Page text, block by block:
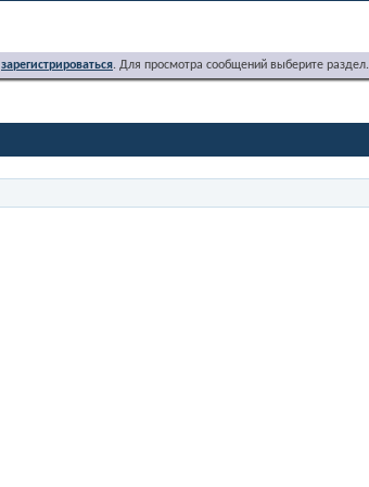
зарегистрироваться. Для просмотра сообщений выберите раздел.